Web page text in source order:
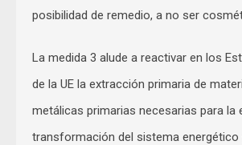
posibilidad de remedio, a no ser
La medida 3 alude a reactivar en los
de la UE la extracción primaria de
metálicas primarias necesarias para la
transformación del sistema energético